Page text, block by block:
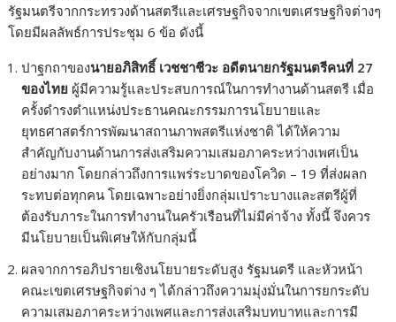
รัฐมนตรีจากกระทรวงด้านสตรีและเศรษฐกิจจากเขตเศรษฐกิจต่างๆ
โดยมีผลลัพธ์การประชุม 6 ข้อ ดังนี้
ปาฐกถาของนายอภิสิทธิ์ เวชชาชีวะ อดีตนายกรัฐมนตรีคนที่ 27
ของไทย ผู้มีความรู้และประสบการณ์ในการทำงานด้านสตรี เมื่อ
ครั้งดำรงตำแหน่งประธานคณะกรรมการนโยบายและ
ยุทธศาสตร์การพัฒนาสถานภาพสตรีแห่งชาติ ได้ให้ความ
สำคัญกับงานด้านการส่งเสริมความเสมอภาคระหว่างเพศเป็น
อย่างมาก โดยกล่าวถึงการแพร่ระบาดของโควิด – 19 ที่ส่งผลก
ระทบต่อทุกคน โดยเฉพาะอย่างยิ่งกลุ่มเปราะบางและสตรีผู้ที่
ต้องรับภาระในการทำงานในครัวเรือนที่ไม่มีค่าจ้าง ทั้งนี้ จึงควร
มีนโยบายเป็นพิเศษให้กับกลุ่มนี้
ผลจากการอภิปรายเชิงนโยบายระดับสูง รัฐมนตรี และหัวหน้า
คณะเขตเศรษฐกิจต่าง ๆ ได้กล่าวถึงความมุ่งมั่นในการยกระดับ
ความเสมอภาคระหว่างเพศและการส่งเสริมบทบาทและการมี